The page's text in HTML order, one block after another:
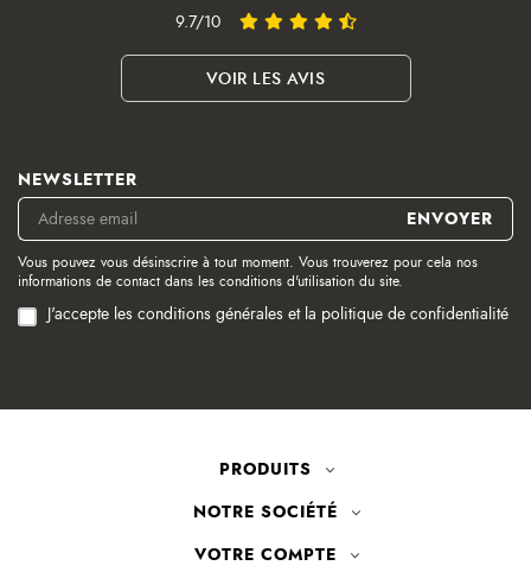
9.7/10
VOIR LES AVIS
NEWSLETTER
Vous pouvez vous désinscrire à tout moment. Vous trouverez pour cela nos
informations de contact dans les conditions d'utilisation du site.
J'accepte les conditions générales et la politique de confidentialité
PRODUITS
NOTRE SOCIÉTÉ
VOTRE COMPTE